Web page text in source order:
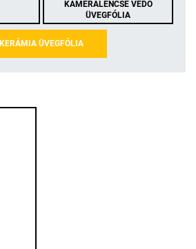
KAMERALENCSE VÉDŐ
ÜVEGFÓLIA
KERÁMIA ÜVEGFÓLIA